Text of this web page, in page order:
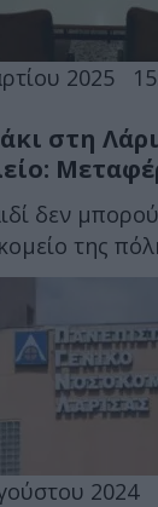
2025
στη
δεν
της
2024